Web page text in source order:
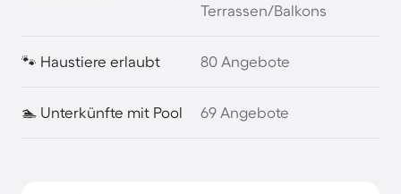
Terrassen/Balkons
🐾 Haustiere erlaubt 80 Angebote
🏊 Unterkünfte mit Pool 69 Angebote